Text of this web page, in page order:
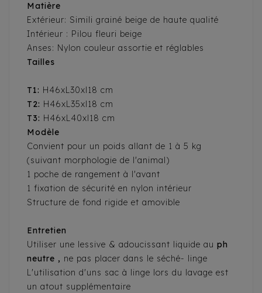
Matière
Extérieur: Simili grainé beige de haute qualité
Intérieur : Pilou fleuri beige
Anses: Nylon couleur assortie et réglables
Tailles
T1: H46xL30xl18 cm
T2: H46xL35xl18 cm
T3: H46xL40xl18 cm
Modèle
Convient pour un poids allant de 1 à 5 kg
(suivant morphologie de l'animal)
1 poche de rangement à l'avant
1 fixation de sécurité en nylon intérieur
Structure de fond rigide et amovible
Entretien
Utiliser une lessive & adoucissant liquide au ph
neutre , ne pas placer dans le séché- linge
L'utilisation d'uns sac à linge lors du lavage est
un atout supplémentaire